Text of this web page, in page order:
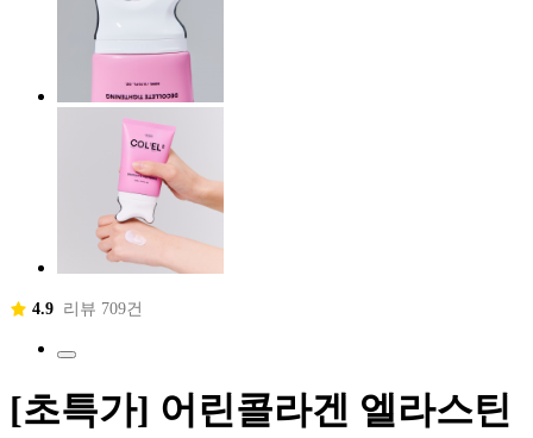
4.9 리뷰 709건
[초특가] 어린콜라겐 엘라스틴